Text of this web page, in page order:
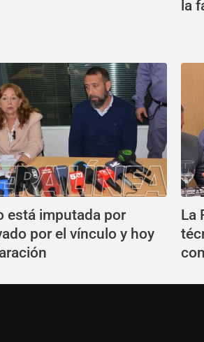
la
está imputada por
por el vínculo y hoy
La